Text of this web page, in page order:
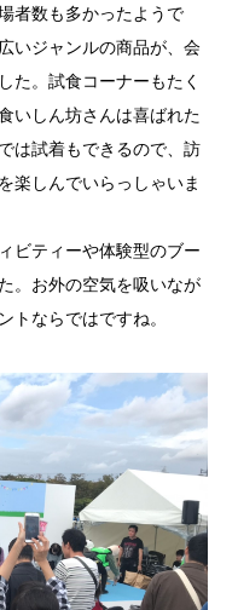
者数も多かったようで
いジャンルの商品が、会
た。試食コーナーもたく
いしん坊さんは喜ばれた
は試着もできるので、訪
楽しんでいらっしゃいま
ビティーや体験型のブー
。お外の空気を吸いなが
トならではですね。